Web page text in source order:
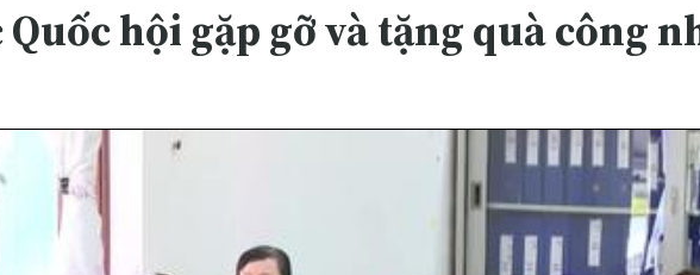
hội gặp gỡ và tặng quà công